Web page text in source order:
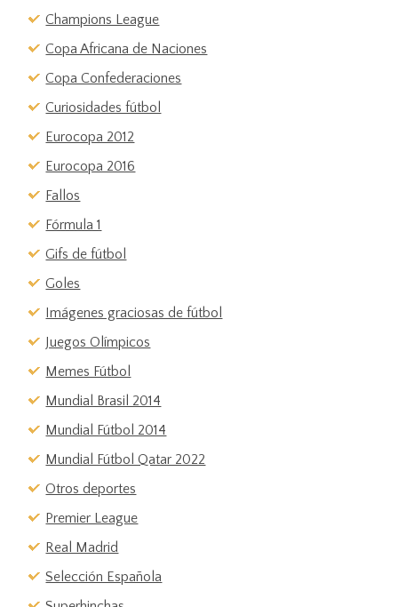
Champions League
Copa Africana de Naciones
Copa Confederaciones
Curiosidades fútbol
Eurocopa 2012
Eurocopa 2016
Fallos
Fórmula 1
Gifs de fútbol
Goles
Imágenes graciosas de fútbol
Juegos Olímpicos
Memes Fútbol
Mundial Brasil 2014
Mundial Fútbol 2014
Mundial Fútbol Qatar 2022
Otros deportes
Premier League
Real Madrid
Selección Española